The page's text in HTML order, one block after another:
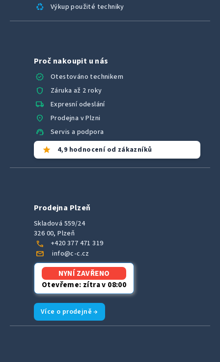
recycling Výkup použité techniky
Proč nakoupit u nás
verified
Otestováno technikem
shield Záruka až 2 roky
local_shipping Expresní odeslání
location_on Prodejna v Plzni
support_agent Servis a podpora
star 4,9 hodnocení od zákazníků
Prodejna Plzeň
Skladová 559/24
326 00, Plzeň
call +420 377 471 319
mail info@c-c.cz
NYNÍ ZAVŘENO
Otevřeme: zítra v 08:00
Více o prodejně →